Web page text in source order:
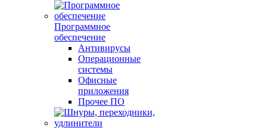
Программное
обеспечение
Антивирусы
Операционные
системы
Офисные
приложения
Прочее ПО